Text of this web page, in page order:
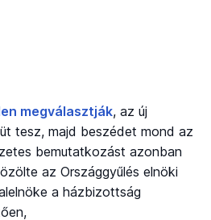
megválasztják, az új
tesz, majd beszédet mond az
bemutatkozást azonban
az Országgyűlés elnöki
a házbizottság